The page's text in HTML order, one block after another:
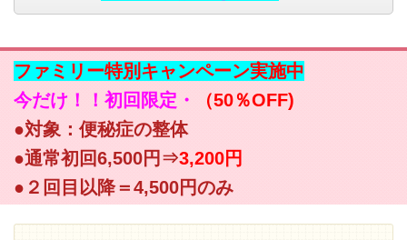
ファミリー特別キャンペーン実施中
今だけ！！初回限定・
（50％OFF)
●対象：便秘症の整体
●通常初回6,500円⇒3,200円
●２回目以降＝4,500円のみ